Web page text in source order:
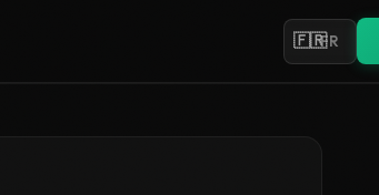
🇫🇷FR